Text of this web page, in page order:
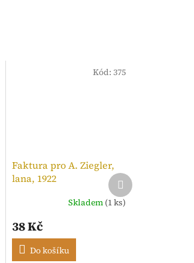
Faktura pro A. Ziegler,
lana, 1922
Skladem (1 ks)
38 Kč
Do košíku
Kód: 375
Další
produkt